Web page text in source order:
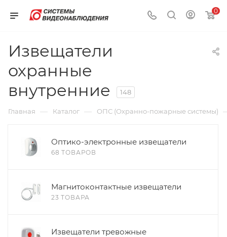
0
Извещатели
охранные
внутренние
148
Главная — Каталог — ОПС (Охранно-пожарные системы)
Оптико-электронные извещатели
68 ТОВАРОВ
Магнитоконтактные извещатели
23 ТОВАРА
Извещатели тревожные